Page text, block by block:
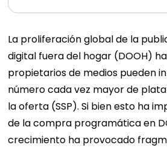
La proliferación global de la
digital fuera del hogar (DOOH)
propietarios de medios pueden
número cada vez mayor de
la oferta (SSP). Si bien esto ha
de la compra programática en
crecimiento ha provocado